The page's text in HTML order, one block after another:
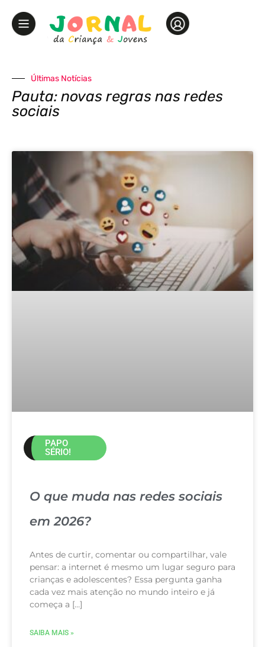
Últimas Notícias
Pauta: novas regras nas redes
sociais
PAPO
SÉRIO!
O que muda nas redes sociais
em 2026?
Antes de curtir, comentar ou compartilhar, vale
pensar: a internet é mesmo um lugar seguro para
crianças e adolescentes? Essa pergunta ganha
cada vez mais atenção no mundo inteiro e já
começa a […]
SAIBA MAIS »